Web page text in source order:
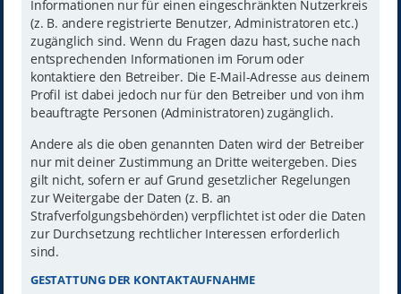
Informationen nur für einen eingeschränkten Nutzerkreis
(z. B. andere registrierte Benutzer, Administratoren etc.)
zugänglich sind. Wenn du Fragen dazu hast, suche nach
entsprechenden Informationen im Forum oder
kontaktiere den Betreiber. Die E-Mail-Adresse aus deinem
Profil ist dabei jedoch nur für den Betreiber und von ihm
beauftragte Personen (Administratoren) zugänglich.
Andere als die oben genannten Daten wird der Betreiber
nur mit deiner Zustimmung an Dritte weitergeben. Dies
gilt nicht, sofern er auf Grund gesetzlicher Regelungen
zur Weitergabe der Daten (z. B. an
Strafverfolgungsbehörden) verpflichtet ist oder die Daten
zur Durchsetzung rechtlicher Interessen erforderlich
sind.
GESTATTUNG DER KONTAKTAUFNAHME